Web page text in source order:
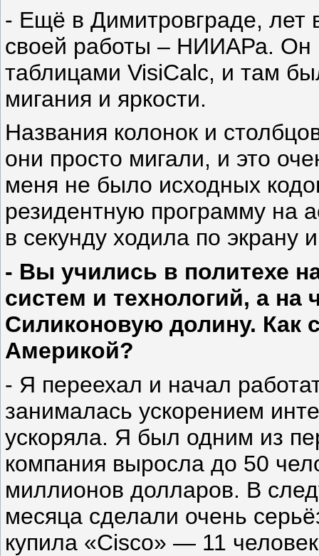
- Ещё в Димитровграде, лет
своей работы – НИИАРа. Он
таблицами VisiCalc, и там
мигания и яркости.
Названия колонок и
они просто мигали, и это
меня не было исходных
резидентную программу на
в секунду ходила по экрану
- Вы учились в политехе
систем и технологий, а на
Силиконовую долину. Как
Америкой?
- Я переехал и начал
занималась ускорением
ускоряла. Я был одним из
компания выросла до 50
миллионов долларов. В
месяца сделали очень
купила «Cisco» — 11